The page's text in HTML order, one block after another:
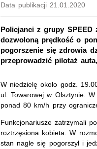
Data publikacji 21.01.2020
Policjanci z grupy SPEED
dozwoloną prędkość o
pogorszenie się zdrowia
przeprowadzić pilotaż
W niedzielę około godz.
ul. Towarowej w Olsztynie.
ponad 80 km/h przy
Funkcjonariusze zatrzymali
roztrzęsiona kobieta. W
stan nagle się pogorszył i